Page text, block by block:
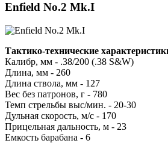
Enfield No.2 Mk.I
Тактико-технические
Калибр, мм - .38/200 (.38 S&W)
Длина, мм - 260
Длина ствола, мм - 127
Вес без патронов, г - 780
Темп стрельбы выс/мин. - 20-30
Дульная скорость, м/с - 170
Прицельная дальность, м - 23
Емкость барабана - 6